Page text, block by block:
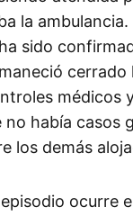
la ambulancia.
sido
cerrado
médicos
había casos
los demás
ocurre